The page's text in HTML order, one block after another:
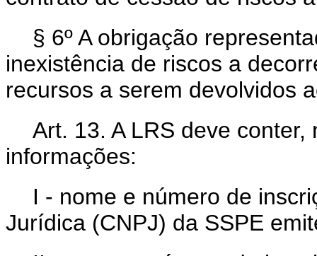
§ 6º A obrigação
inexistência de riscos a
recursos a serem devolvidos
Art. 13. A LRS deve
informações:
I - nome e número de
Jurídica (CNPJ) da SSPE